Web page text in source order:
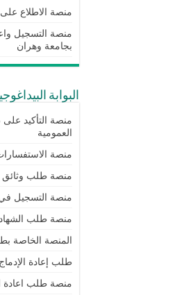
منصة الاطلاع
منصة التسجيل
بجامعة وهران
البوابة
منصة التأكيد على
العمومية
منصة
منصة طلب وثائق
منصة التسجيل في
منصة طلب
المنصة الخاصة
طلب إعادة الإدماج
منصة طلب اعادة